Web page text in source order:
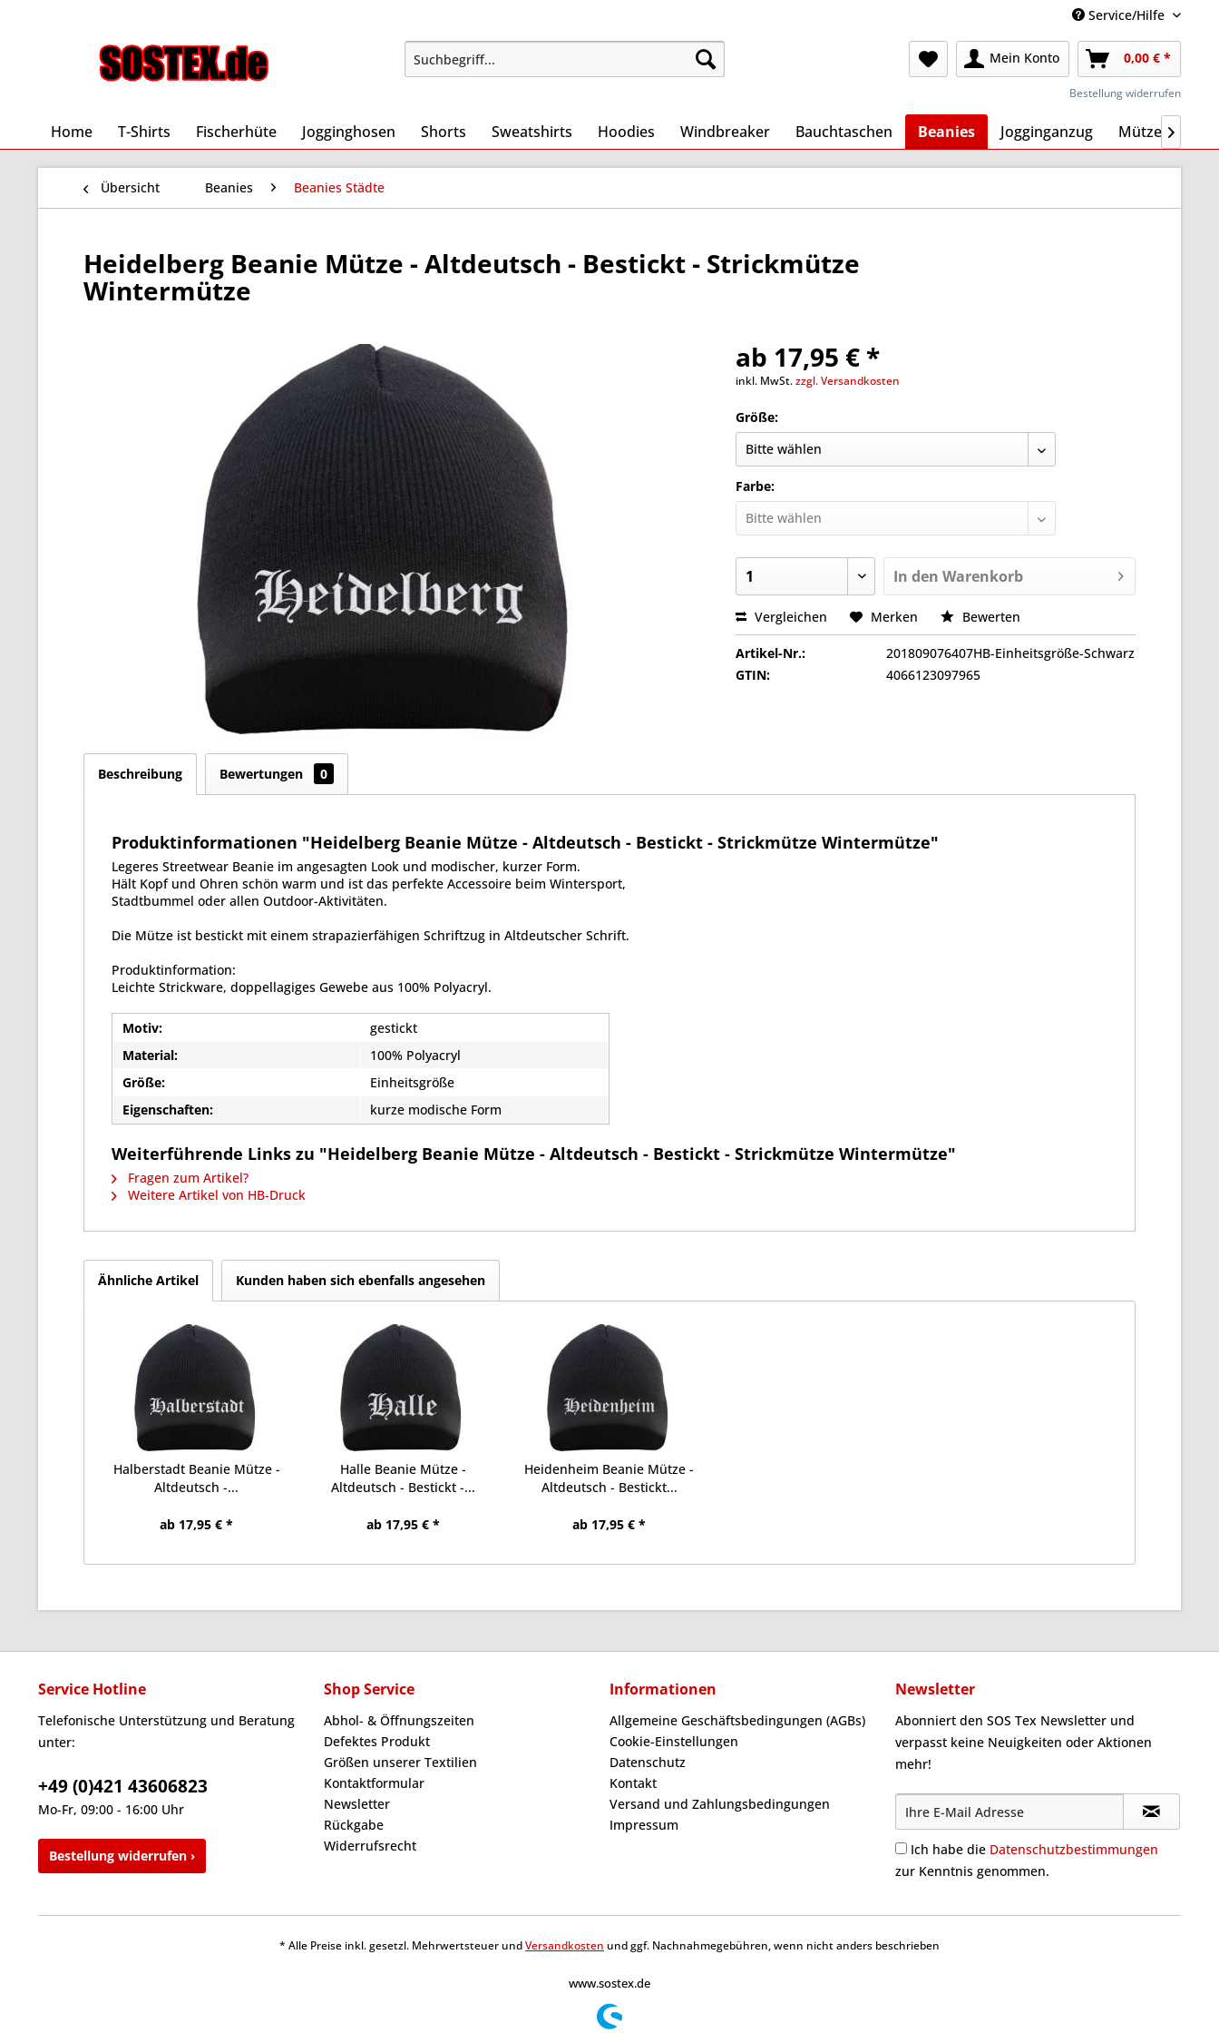
Service/Hilfe
Mein Konto 0,00 € *
Bestellung widerrufen
Home T-Shirts Fischerhüte Jogginghosen Shorts Sweatshirts Hoodies Windbreaker Bauchtaschen Beanies Jogginganzug Mützen
Übersicht Beanies Beanies Städte
Heidelberg Beanie Mütze - Altdeutsch - Bestickt - Strickmütze
Wintermütze
ab 17,95 € *
inkl. MwSt.zzgl. Versandkosten
Größe:
Farbe:
In den Warenkorb
Vergleichen Merken Bewerten
Artikel-Nr.:
201809076407HB-Einheitsgröße-Schwarz
GTIN:
4066123097965
Beschreibung Bewertungen 0
Produktinformationen "Heidelberg Beanie Mütze - Altdeutsch - Bestickt - Strickmütze Wintermütze"
Legeres Streetwear Beanie im angesagten Look und modischer, kurzer Form.
Hält Kopf und Ohren schön warm und ist das perfekte Accessoire beim Wintersport,
Stadtbummel oder allen Outdoor-Aktivitäten.
Die Mütze ist bestickt mit einem strapazierfähigen Schriftzug in Altdeutscher Schrift.
Produktinformation:
Leichte Strickware, doppellagiges Gewebe aus 100% Polyacryl.
Motiv:
gestickt
Material:
100% Polyacryl
Größe:
Einheitsgröße
Eigenschaften:
kurze modische Form
Weiterführende Links zu "Heidelberg Beanie Mütze - Altdeutsch - Bestickt - Strickmütze Wintermütze"
Fragen zum Artikel?
Weitere Artikel von HB-Druck
Ähnliche Artikel Kunden haben sich ebenfalls angesehen
Halberstadt Beanie Mütze -
Altdeutsch -...
ab 17,95 € *
Halle Beanie Mütze -
Altdeutsch - Bestickt -...
ab 17,95 € *
Heidenheim Beanie Mütze -
Altdeutsch - Bestickt...
ab 17,95 € *
Service Hotline
Telefonische Unterstützung und Beratung
unter:
+49 (0)421 43606823
Mo-Fr, 09:00 - 16:00 Uhr
Bestellung widerrufen ›
Shop Service
Abhol- & Öffnungszeiten
Defektes Produkt
Größen unserer Textilien
Kontaktformular
Newsletter
Rückgabe
Widerrufsrecht
Informationen
Allgemeine Geschäftsbedingungen (AGBs)
Cookie-Einstellungen
Datenschutz
Kontakt
Versand und Zahlungsbedingungen
Impressum
Newsletter
Abonniert den SOS Tex Newsletter und
verpasst keine Neuigkeiten oder Aktionen
mehr!
Ich habe die Datenschutzbestimmungen
zur Kenntnis genommen.
* Alle Preise inkl. gesetzl. Mehrwertsteuer undVersandkosten und ggf. Nachnahmegebühren, wenn nicht anders beschrieben
www.sostex.de